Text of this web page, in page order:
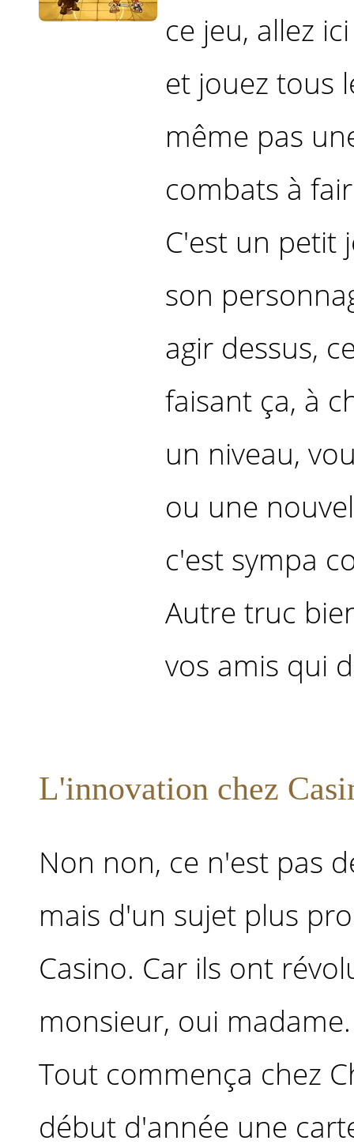
ce jeu, allez
et jouez tous
même pas
combats à
C'est un petit
son
agir dessus,
faisant ça, à
un niveau,
ou une
c'est sympa
Autre truc
vos amis qui
L'innovation chez
Non non, ce n'est pas
mais d'un sujet plus
Casino. Car ils ont
monsieur, oui madame.
Tout commença chez
début d'année une